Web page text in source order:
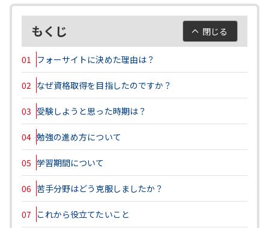
もくじ 閉じる
01 フォーサイトに決めた理由は？
02 なぜ資格取得を目指したのですか？
03 受験しようと思った時期は？
04 勉強の進め方について
05 学習期間について
06 苦手分野はどう克服しましたか？
07 これから役立てたいこと